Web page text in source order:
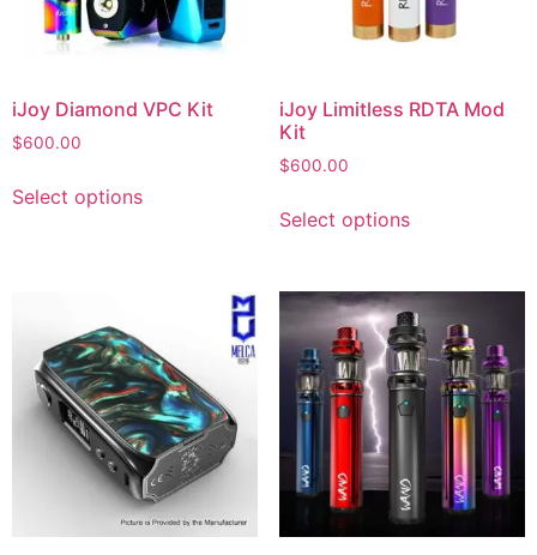
iJoy Diamond VPC Kit
$600.00
Select options
iJoy Limitless RDTA Mod
Kit
$600.00
Select options